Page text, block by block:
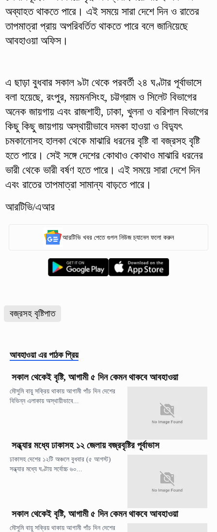
অব্যাহত থাকতে পারে। এই সময়ে সারা দেশে দিন ও রাতের
তাপমাত্রা প্রায় অপরিবর্তিত থাকতে পারে বলে জানিয়েছে
আবহাওয়া অফিস।
এ ছাড়া বুধবার সকাল ৯টা থেকে পরবর্তী ২৪ ঘণ্টার পূর্বাভাসে
বলা হয়েছে, রংপুর, ময়মনসিংহ, চট্টগ্রাম ও সিলেট বিভাগের
অনেক জায়গায় এবং রাজশাহী, ঢাকা, খুলনা ও বরিশাল বিভাগের
কিছু কিছু জায়গায় অস্থায়ীভাবে দমকা হাওয়া ও বিদ্যুৎ
চমকানোসহ হালকা থেকে মাঝারি ধরনের বৃষ্টি বা বজ্রসহ বৃষ্টি
হতে পারে। সেই সঙ্গে দেশের কোথাও কোথাও মাঝারি ধরনের
ভারী থেকে ভারী বর্ষণ হতে পারে। এই সময়ে সারা দেশে দিন
এবং রাতের তাপমাত্রা সামান্য বাড়তে পারে।
আরটিভি/এআর
আরটিভি খবর পেতে গুগল নিউজ চ্যানেল ফলো করুন
বজ্রসহ বৃষ্টিপাত
আবহাওয়া এর পাঠক প্রিয়
সকাল থেকেই বৃষ্টি, আগামী ৫ দিন কেমন থাকবে আবহাওয়া
মৌসুমি বায়ু সক্রিয় থাকায় আগামী পাঁচ দিন দেশের
বিভিন্ন এলাকায় অস্থায়ীভাবে...
সন্ধ্যার মধ্যে ঢাকাসহ ১২ জেলায় বজ্রবৃষ্টির পূর্বাভাস
ঢাকাসহ দেশের ১২টি অঞ্চলে বুধবার (৫ আগস্ট)
সন্ধ্যার মধ্যে ঘণ্টায় সর্বোচ্চ ৬০...
সকাল থেকেই বৃষ্টি, আগামী ৫ দিন কেমন থাকবে আবহাওয়া
মৌসুমি বায়ু সক্রিয় থাকায় আগামী পাঁচ দিন দেশের